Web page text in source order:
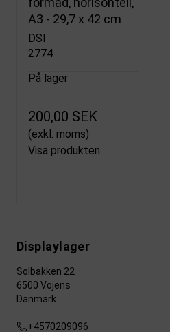
A3 - 29,7 x 42 cm
DSI
2774
På lager
200,00 SEK
(exkl. moms)
Visa produkten
Displaylager
Solbakken 22
6500 Vojens
Danmark
+4570209096